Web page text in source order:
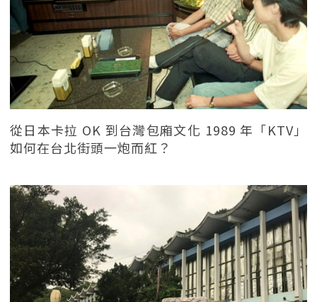
從日本卡拉 OK 到台灣包廂文化 1989 年「KTV」
如何在台北街頭一炮而紅？